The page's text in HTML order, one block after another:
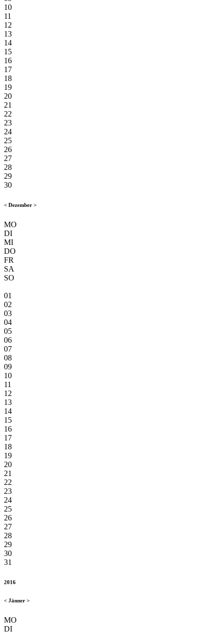
10
11
12
13
14
15
16
17
18
19
20
21
22
23
24
25
26
27
28
29
30
< Dezember >
MO
DI
MI
DO
FR
SA
SO
01
02
03
04
05
06
07
08
09
10
11
12
13
14
15
16
17
18
19
20
21
22
23
24
25
26
27
28
29
30
31
2016
< Jänner >
MO
DI